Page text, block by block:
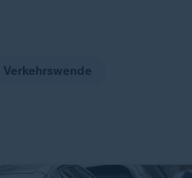
Verkehrswende